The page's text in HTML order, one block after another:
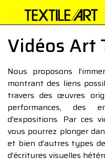
Vidéos Art
Nous proposons
montrant des liens
travers des œuvres
performances, des
d’expositions. Par ces
vous pourrez plonger
et bien d’autres types
d’écritures visuelles